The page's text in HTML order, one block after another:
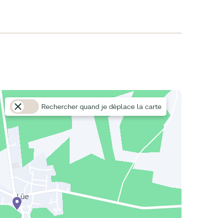
Rechercher quand je déplace la carte